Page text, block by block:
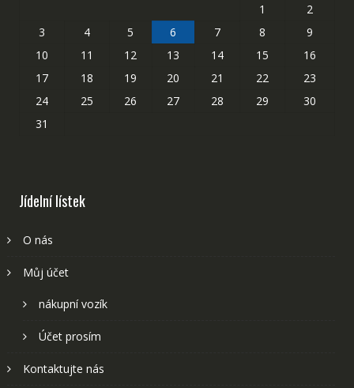
1
2
3
4 5 6 7 8
9
10
11 12 13 14 15
16
17
18 19 20 21 22
23
24
25 26 27 28 29
30
31
Jídelní lístek
O nás
Můj účet
nákupní vozík
Účet prosím
Kontaktujte nás